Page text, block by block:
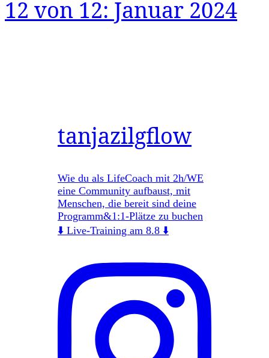
12 von 12: Januar 2024
tanjazilgflow
Wie du als LifeCoach mit 2h/WE
eine Community aufbaust, mit
Menschen, die bereit sind deine
Programm&1:1-Plätze zu buchen
⬇️ Live-Training am 8.8 ⬇️